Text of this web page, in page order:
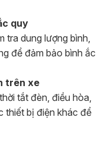
quy
tra dung lượng bình,
để đảm bảo bình ắc
trên xe
tắt đèn, điều hòa,
thiết bị điện khác để